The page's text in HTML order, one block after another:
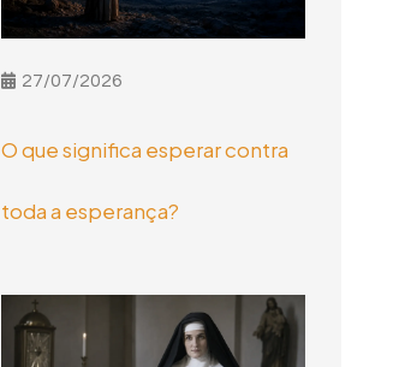
27/07/2026
O que significa esperar contra
toda a esperança?